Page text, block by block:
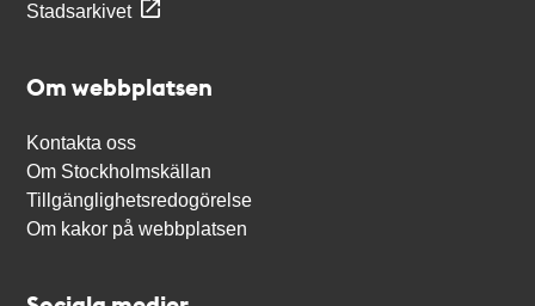
Stadsarkivet
Om webbplatsen
Kontakta oss
Om Stockholmskällan
Tillgänglighetsredogörelse
Om kakor på webbplatsen